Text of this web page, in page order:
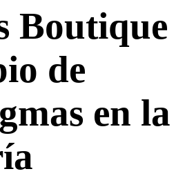
Boutique
de
en la